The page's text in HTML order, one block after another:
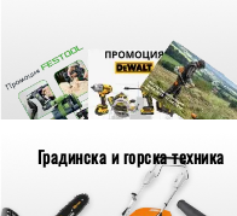
Градинска и горска техника